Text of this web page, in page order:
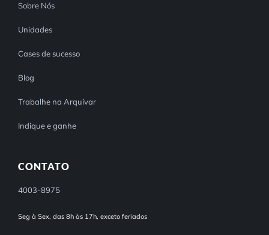
Sobre Nós
Unidades
Cases de sucesso
Blog
Trabalhe na Arquivar
Indique e ganhe
CONTATO
4003-8975
Seg à Sex, das 8h às 17h, exceto feriados